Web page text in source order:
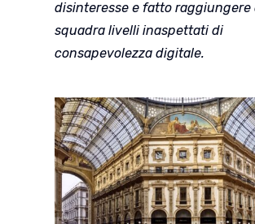
disinteresse e fatto raggiungere
squadra livelli inaspettati di
consapevolezza digitale.